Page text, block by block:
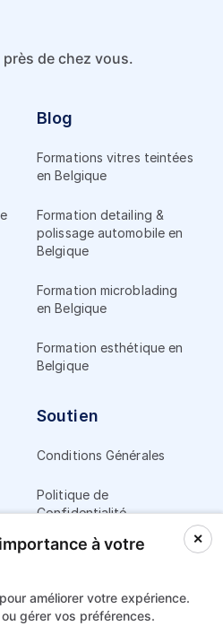
✕
à votre
améliorer votre expérience.
gérer vos préférences.
de chez vous.
Blog
Formations vitres teintées
en Belgique
Formation detailing &
polissage automobile en
Belgique
Formation microblading
en Belgique
Formation esthétique en
Belgique
Soutien
Conditions Générales
Politique de
Confidentialité
Mentions Légales
Paiement